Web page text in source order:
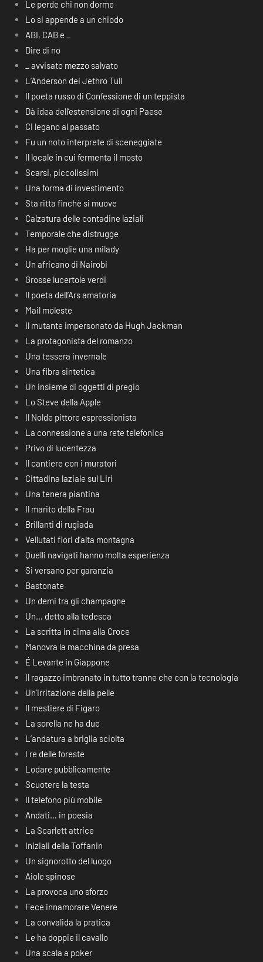
Le perde chi non dorme
Lo si appende a un chiodo
ABI, CAB e _
Dire di no
_ avvisato mezzo salvato
L’Anderson dei Jethro Tull
Il poeta russo di Confessione di un teppista
Dà idea dell’estensione di ogni Paese
Ci legano al passato
Fu un noto interprete di sceneggiate
Il locale in cui fermenta il mosto
Scarsi, piccolissimi
Una forma di investimento
Sta ritta finchè si muove
Calzatura delle contadine laziali
Temporale che distrugge
Ha per moglie una milady
Un africano di Nairobi
Grosse lucertole verdi
Il poeta dell’Ars amatoria
Mail moleste
Il mutante impersonato da Hugh Jackman
La protagonista del romanzo
Una tessera invernale
Una fibra sintetica
Un insieme di oggetti di pregio
Lo Steve della Apple
Il Nolde pittore espressionista
La connessione a una rete telefonica
Privo di lucentezza
Il cantiere con i muratori
Cittadina laziale sul Liri
Una tenera piantina
Il marito della Frau
Brillanti di rugiada
Vellutati fiori d’alta montagna
Quelli navigati hanno molta esperienza
Si versano per garanzia
Bastonate
Un demi tra gli champagne
Un… detto alla tedesca
La scritta in cima alla Croce
Manovra la macchina da presa
É Levante in Giappone
Il ragazzo imbranato in tutto tranne che con la tecnologia
Un’irritazione della pelle
Il mestiere di Figaro
La sorella ne ha due
L’andatura a briglia sciolta
I re delle foreste
Lodare pubblicamente
Scuotere la testa
Il telefono più mobile
Andati… in poesia
La Scarlett attrice
Iniziali della Toffanin
Un signorotto del luogo
Aiole spinose
La provoca uno sforzo
Fece innamorare Venere
La convalida la pratica
Le ha doppie il cavallo
Una scala a poker